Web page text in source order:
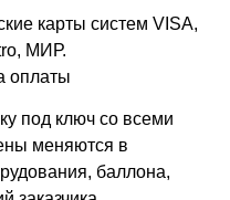
карты систем VISA,
МИР.
оплаты
под ключ со всеми
меняются в
баллона,